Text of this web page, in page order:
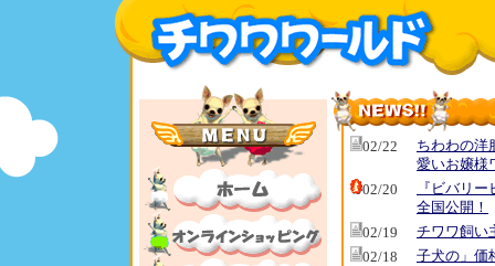
02/22
ちわわの洋
愛いお嬢様
02/20
『ビバリ
全国公開！
02/19
チワワ飼い
02/18
子犬の」価